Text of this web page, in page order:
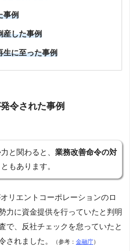
事例
産した事例
生に至った事例
令された事例
と関わると、 業務改善命令の対
もあります。
リエントコーポレーションのロ
力に資金提供を行っていたと判明
で、反社チェックを怠っていたと
されました。
（参考： 金融庁）